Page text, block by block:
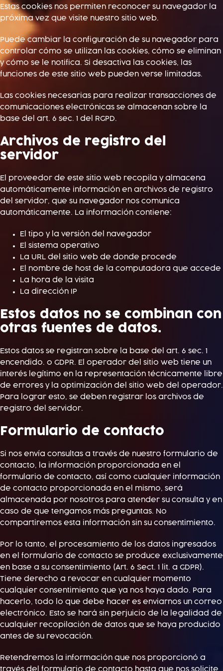
Estas cookies nos permiten reconocer su navegador la
próxima vez que visite nuestro sitio web.
Puede cambiar la configuración de su navegador para
controlar cómo se utilizan las cookies, cómo se eliminan
y cómo se le notifica. Si desactiva las cookies, las
funciones de este sitio web pueden verse limitadas.
Las cookies necesarias para realizar transacciones de
comunicaciones electrónicas se almacenan sobre la
base del art. 6 sec. 1 del RGPD.
Archivos de registro del
servidor
El proveedor de este sitio web recopila y almacena
automáticamente información en archivos de registro
del servidor, que su navegador nos comunica
automáticamente. La información contiene:
El tipo y la versión del navegador
El sistema operativo
La URL del sitio web de donde procede
El nombre de host de la computadora que accede
La hora de la visita
La dirección IP
Estos datos no se combinan con
otras fuentes de datos.
Estos datos se registran sobre la base del art. 6 sec. 1
encendido. o GDPR. El operador del sitio web tiene un
interés legítimo en la representación técnicamente libre
de errores y la optimización del sitio web del operador.
Para lograr esto, se deben registrar los archivos de
registro del servidor.
Formulario de contacto
Si nos envía consultas a través de nuestro formulario de
contacto, la información proporcionada en el
formulario de contacto, así como cualquier información
de contacto proporcionada en el mismo, será
almacenada por nosotros para atender su consulta y en
caso de que tengamos más preguntas. No
compartiremos esta información sin su consentimiento.
Por lo tanto, el procesamiento de los datos ingresados ​​
en el formulario de contacto se produce exclusivamente
en base a su consentimiento (Art. 6 Sect. 1 lit. a GDPR).
Tiene derecho a revocar en cualquier momento
cualquier consentimiento que ya nos haya dado. Para
hacerlo, todo lo que debe hacer es enviarnos un correo
electrónico. Esto se hará sin perjuicio de la legalidad de
cualquier recopilación de datos que se haya producido
antes de su revocación.
Retendremos la información que nos proporcionó a
través del formulario de contacto hasta que nos solicite